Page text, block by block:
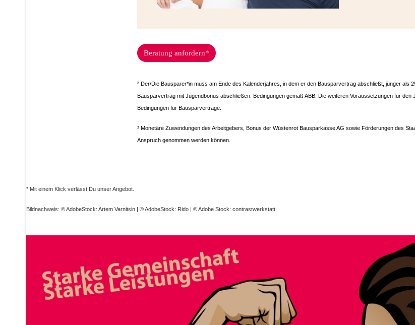
Beratung anfordern*
² Der/Die Bausparer*in muss am Ende des Kalenderjahres, in dem er den Bausparvertrag abschließt, jünger als
Bausparvertrag mit Jugendbonus abschließen. Bedingungen gemäß ABB. Die weiteren Voraussetzungen für den
Bedingungen für Bausparverträge.
³ Monetäre Zuwendungen des Arbeitgebers, Bonus der Wüstenrot Bausparkasse AG sowie Förderungen des
Anspruch genommen werden können.
* Mit einem Klick verlässt Du unser Angebot.
Bildnachweis: © AdobeStock: Artem Varnitsin | © AdobeStock: Rido | © Adobe Stock: contrastwerkstatt